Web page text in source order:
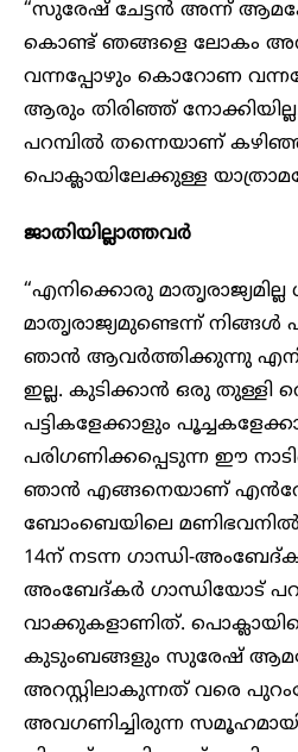
“സുരേഷ് ചേട്ടൻ അന്ന്
കൊണ്ട് ഞങ്ങളെ ലോകം
വന്നപ്പോഴും കൊറോണ
ആരും തിരിഞ്ഞ്
പറമ്പിൽ തന്നെയാണ്
പൊക്ലായിലേക്കുള്ള
ജാതിയില്ലാത്തവർ
“എനിക്കൊരു
മാതൃരാജ്യമുണ്ടെന്ന് നിങ്ങൾ
ഞാൻ ആവർത്തിക്കുന്നു
ഇല്ല. കുടിക്കാൻ ഒരു തുള്ളി
പട്ടികളേക്കാളും
പരിഗണിക്കപ്പെടുന്ന ഈ
ഞാൻ എങ്ങനെയാണ്
ബോംബെയിലെ മണിഭവനിൽ
14ന് നടന്ന ഗാന്ധി-
അംബേദ്കർ ഗാന്ധിയോട്
വാക്കുകളാണിത്.
കുടുംബങ്ങളും സുരേഷ്
അറസ്റ്റിലാകുന്നത് വരെ
അവഗണിച്ചിരുന്ന